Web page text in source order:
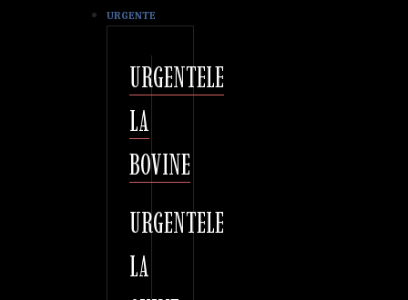
URGENTE
URGENTELE
LA
BOVINE
URGENTELE
LA